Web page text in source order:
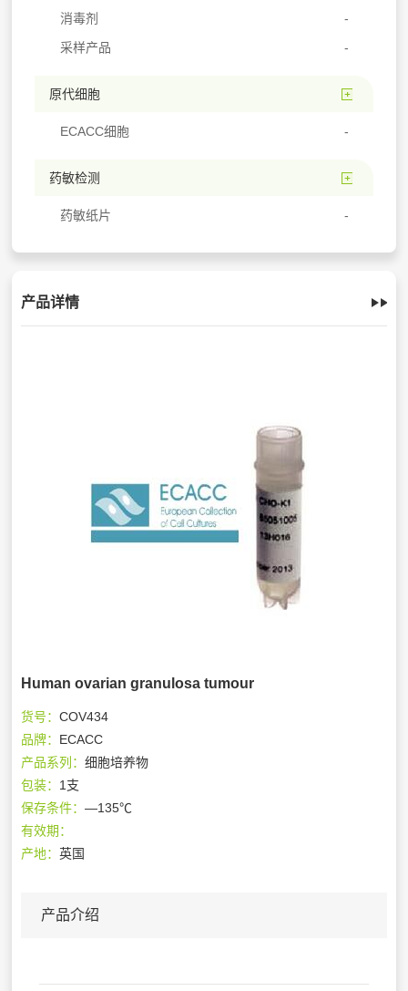
消毒剂
采样产品
原代细胞
ECACC细胞
药敏检测
药敏纸片
产品详情
Human ovarian granulosa tumour
货号：COV434
品牌： ECACC
产品系列：细胞培养物
包装： 1支
保存条件：—135℃
有效期：
产地：英国
产品介绍